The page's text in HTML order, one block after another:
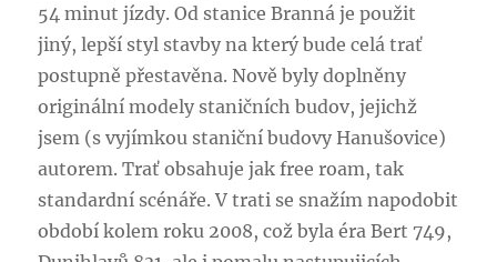
54 minut jízdy. Od stanice Branná je použit
jiný, lepší styl stavby na který bude celá trať
postupně přestavěna. Nově byly doplněny
originální modely staničních budov, jejichž
jsem (s vyjímkou staniční budovy Hanušovice)
autorem. Trať obsahuje jak free roam, tak
standardní scénáře. V trati se snažím napodobit
období kolem roku 2008, což byla éra Bert 749,